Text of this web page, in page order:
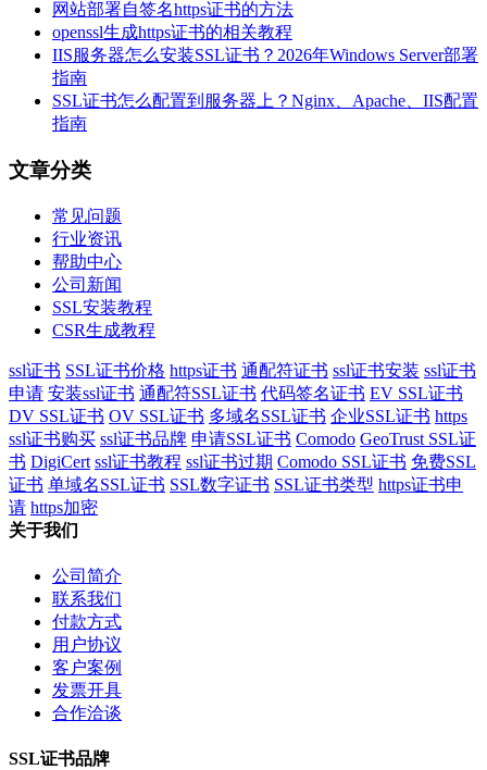
网站部署自签名https证书的方法
openssl生成https证书的相关教程
IIS服务器怎么安装SSL证书？2026年Windows Server部署
指南
SSL证书怎么配置到服务器上？Nginx、Apache、IIS配置
指南
文章分类
常见问题
行业资讯
帮助中心
公司新闻
SSL安装教程
CSR生成教程
ssl证书 SSL证书价格 https证书 通配符证书 ssl证书安装 ssl证书
申请 安装ssl证书 通配符SSL证书 代码签名证书 EV SSL证书
DV SSL证书 OV SSL证书 多域名SSL证书 企业SSL证书 https
ssl证书购买 ssl证书品牌 申请SSL证书 Comodo GeoTrust SSL证
书 DigiCert ssl证书教程 ssl证书过期 Comodo SSL证书 免费SSL
证书 单域名SSL证书 SSL数字证书 SSL证书类型 https证书申
请 https加密
关于我们
公司简介
联系我们
付款方式
用户协议
客户案例
发票开具
合作洽谈
SSL证书品牌